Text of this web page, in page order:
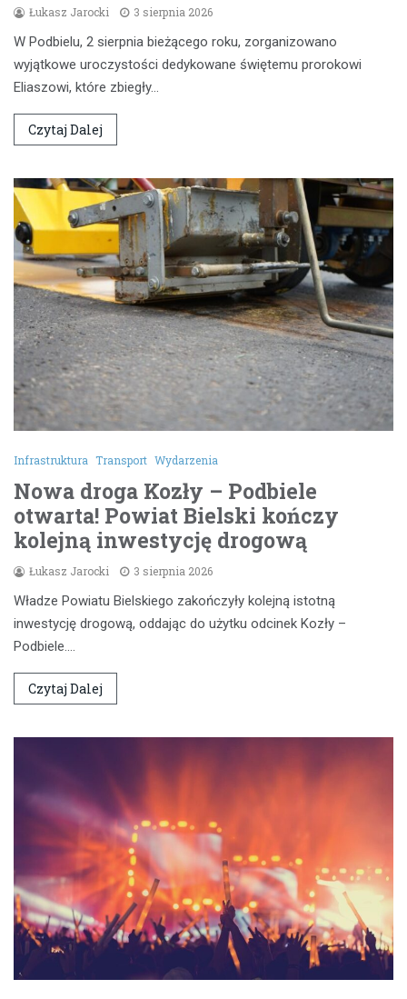
Łukasz Jarocki 3 sierpnia 2026
W Podbielu, 2 sierpnia bieżącego roku, zorganizowano
wyjątkowe uroczystości dedykowane świętemu prorokowi
Eliaszowi, które zbiegły…
Czytaj Dalej
Infrastruktura Transport Wydarzenia
Nowa droga Kozły – Podbiele
otwarta! Powiat Bielski kończy
kolejną inwestycję drogową
Łukasz Jarocki 3 sierpnia 2026
Władze Powiatu Bielskiego zakończyły kolejną istotną
inwestycję drogową, oddając do użytku odcinek Kozły –
Podbiele.…
Czytaj Dalej